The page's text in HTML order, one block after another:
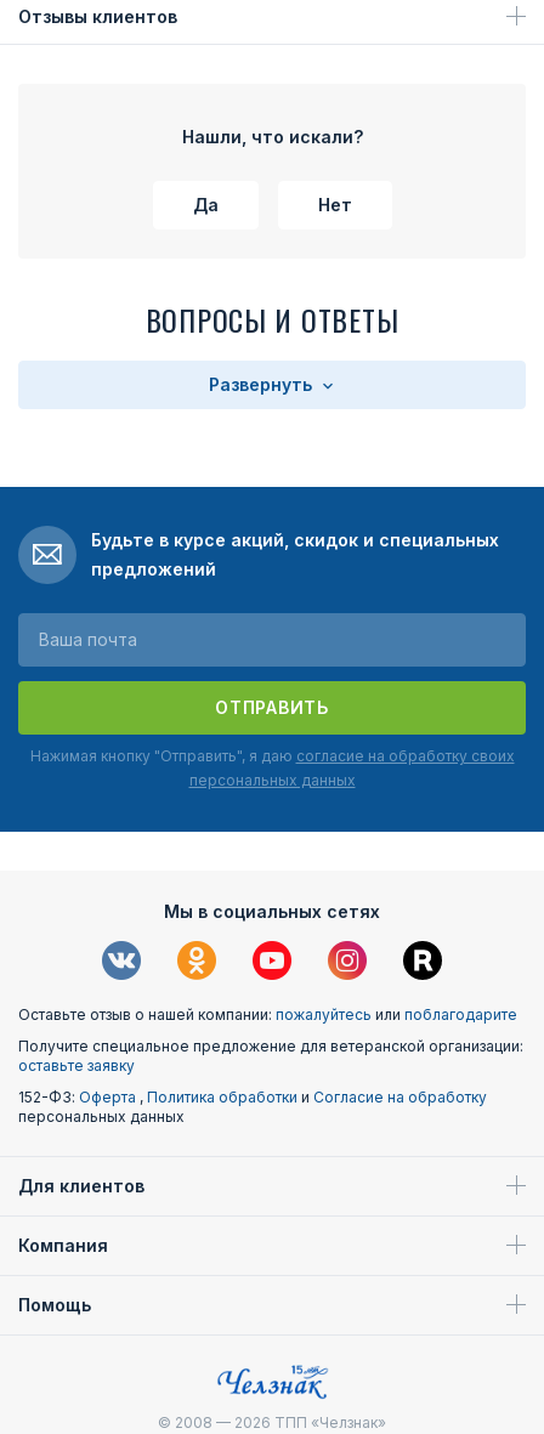
Отзывы клиентов
Нашли, что искали?
Да Нет
ВОПРОСЫ И ОТВЕТЫ
Развернуть
Будьте в курсе акций, скидок и специальных
предложений
ОТПРАВИТЬ
Нажимая кнопку "Отправить", я даю согласие на обработку своих
персональных данных
Мы в социальных сетях
Оставьте отзыв о нашей компании: пожалуйтесь или поблагодарите
Получите специальное предложение для ветеранской организации:
оставьте заявку
152-ФЗ: Оферта , Политика обработки и Согласие на обработку
персональных данных
Для клиентов
Компания
Помощь
© 2008 — 2026 ТПП «Челзнак»